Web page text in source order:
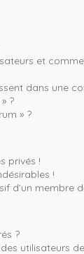
et
dans une
?
» ?
privés !
!
d’un membre
?
utilisateurs